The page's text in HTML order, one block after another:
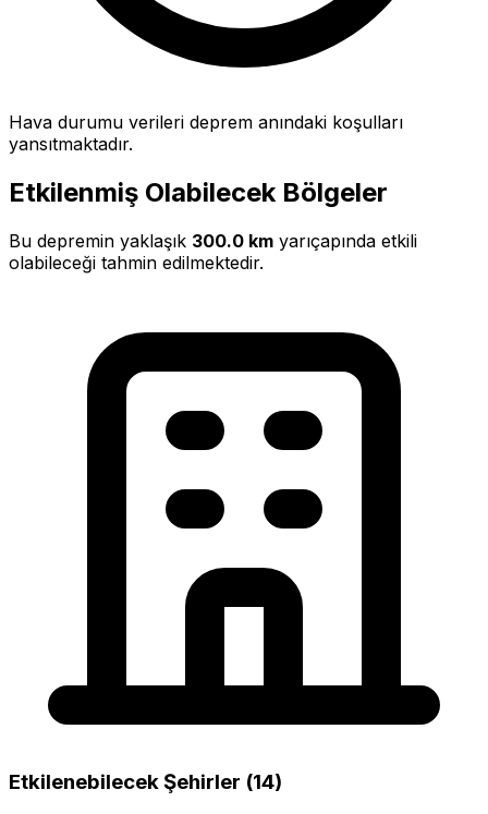
Hava durumu verileri deprem anındaki koşulları
yansıtmaktadır.
Etkilenmiş Olabilecek Bölgeler
Bu depremin yaklaşık 300.0 km yarıçapında etkili
olabileceği tahmin edilmektedir.
Etkilenebilecek Şehirler (14)